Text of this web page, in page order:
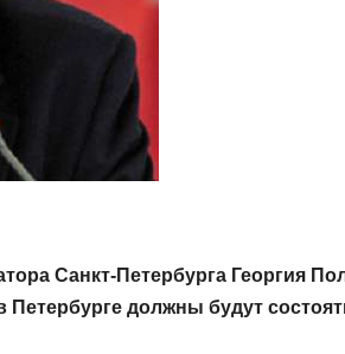
Санкт-Петербурга Георгия
должны будут